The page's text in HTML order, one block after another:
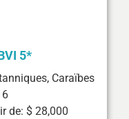
5*
Caraïbes
de: $ 28,000